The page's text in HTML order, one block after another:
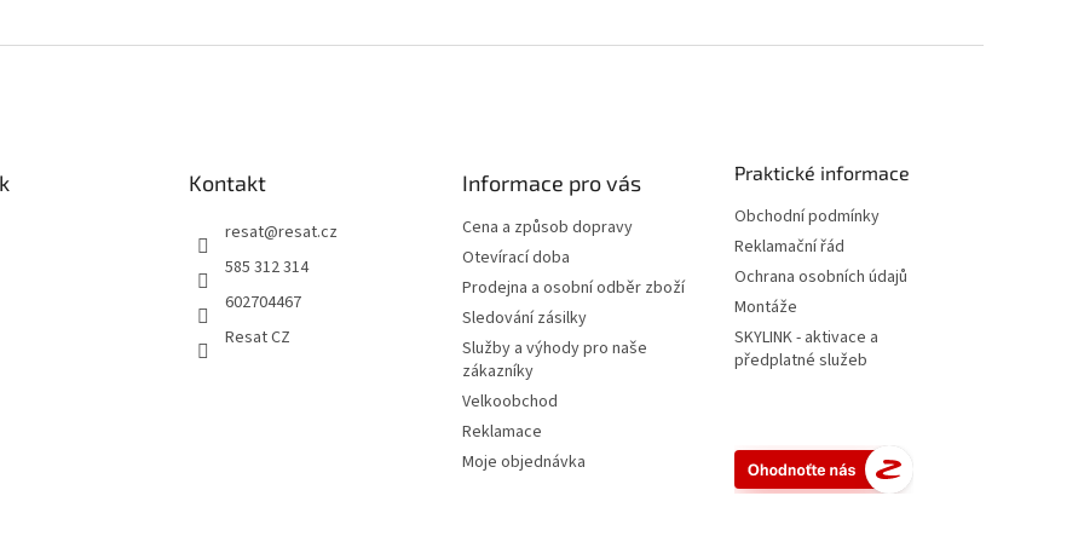
Kontakt
resat@resat.cz
585 312 314
602704467
Resat CZ
Informace pro vás
Cena a způsob dopravy
Otevírací doba
Prodejna a osobní odběr zboží
Sledování zásilky
Služby a výhody pro naše
zákazníky
Velkoobchod
Reklamace
Moje objednávka
Praktické informace
Obchodní podmínky
Reklamační řád
Ochrana osobních údajů
Montáže
SKYLINK - aktivace a
předplatné služeb